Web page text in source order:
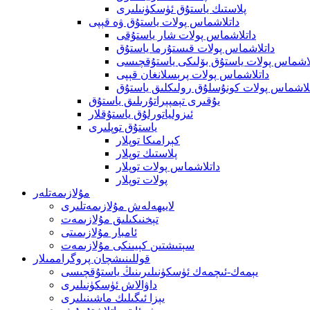
پلاستىك ياستۇق ئۈسكۈنىلىرى
داتلاشماس پولات ياستۇق ۋە قېپى
داتلاشماس پولات شار ياستۇقى
داتلاشماس پولات قىستۇرما ياستۇق
پولات ياستۇق بۆلىكى ياستۇقچىسى
داتلاشماس پولات پرېسلانغان قېپى
پولات كونۇسلۇق رولىكلىق ياستۇق
يۇقىرى تېمپېراتۇرىلىق ياستۇق
ئىزولياتورلۇق ياستۇقلار
ياستۇق توپلىرى
كېرامىكا توپلار
پلاستىك توپلار
داتلاشماس پولات توپلار
پولات توپلار
مۇلازىمەتلەر
لايىھەلەش مۇلازىمەتلىرى
تېخنىكىلىق مۇلازىمەت
ئامبار مۇلازىمىتى
سېتىشتىن كېيىنكى مۇلازىمەت
قوللىنىشچان پروگراممىلار
يېمەك-ئىچمەك ئۈسكۈنىلىرىنىڭ ياستۇقچىسى
داۋالاش ئۈسكۈنىلىرى
يېزا ئىگىلىك ماشىنىلىرى